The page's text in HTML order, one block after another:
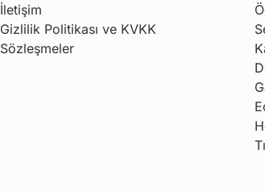
İletişim
Gizlilik Politikası ve KVKK
Sözleşmeler